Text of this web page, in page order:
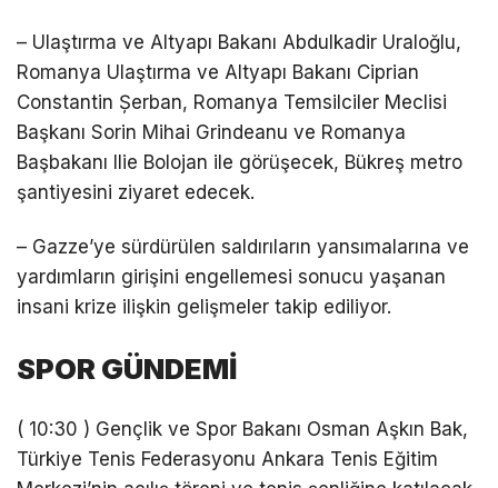
– Ulaştırma ve Altyapı Bakanı Abdulkadir Uraloğlu,
Romanya Ulaştırma ve Altyapı Bakanı Ciprian
Constantin Șerban, Romanya Temsilciler Meclisi
Başkanı Sorin Mihai Grindeanu ve Romanya
Başbakanı Ilie Bolojan ile görüşecek, Bükreş metro
şantiyesini ziyaret edecek.
– Gazze’ye sürdürülen saldırıların yansımalarına ve
yardımların girişini engellemesi sonucu yaşanan
insani krize ilişkin gelişmeler takip ediliyor.
SPOR GÜNDEMİ
( 10:30 ) Gençlik ve Spor Bakanı Osman Aşkın Bak,
Türkiye Tenis Federasyonu Ankara Tenis Eğitim